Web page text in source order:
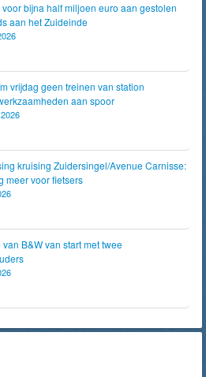
bijna half miljoen euro aan gestolen
aan het Zuideinde
vrijdag geen treinen van station
aan spoor
kruising Zuidersingel/Avenue Carnisse:
meer voor fietsers
B&W van start met twee